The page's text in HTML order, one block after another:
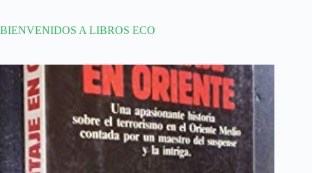
BIENVENIDOS A LIBROS ECO